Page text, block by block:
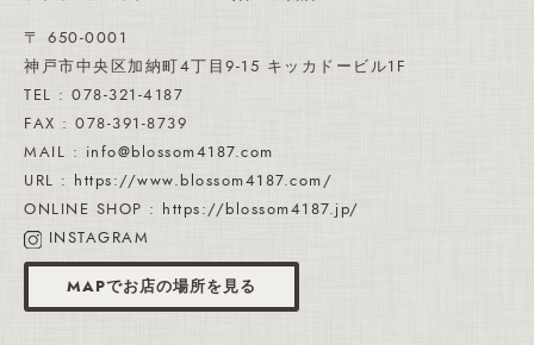
〒 650-0001
神戸市中央区加納町4丁目9-15 キッカドービル1F
TEL : 078-321-4187
FAX : 078-391-8739
MAIL : info@blossom4187.com
URL : https://www.blossom4187.com/
ONLINE SHOP : https://blossom4187.jp/
INSTAGRAM
MAPでお店の場所を見る